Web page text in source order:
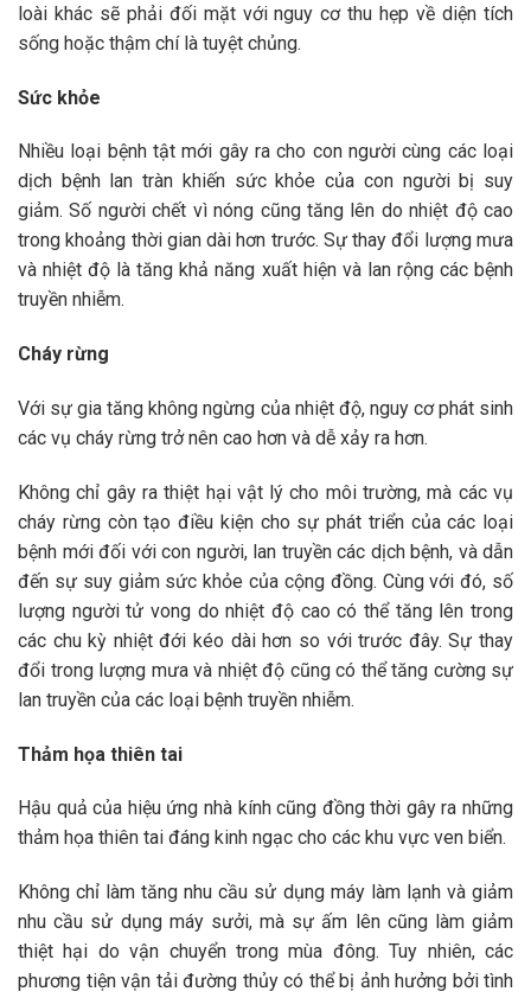
loài khác sẽ phải đối mặt với nguy cơ thu hẹp về diện tích
sống hoặc thậm chí là tuyệt chủng.
Sức khỏe
Nhiều loại bệnh tật mới gây ra cho con người cùng các loại
dịch bệnh lan tràn khiến sức khỏe của con người bị suy
giảm. Số người chết vì nóng cũng tăng lên do nhiệt độ cao
trong khoảng thời gian dài hơn trước. Sự thay đổi lượng mưa
và nhiệt độ là tăng khả năng xuất hiện và lan rộng các bệnh
truyền nhiễm.
Cháy rừng
Với sự gia tăng không ngừng của nhiệt độ, nguy cơ phát sinh
các vụ cháy rừng trở nên cao hơn và dễ xảy ra hơn.
Không chỉ gây ra thiệt hại vật lý cho môi trường, mà các vụ
cháy rừng còn tạo điều kiện cho sự phát triển của các loại
bệnh mới đối với con người, lan truyền các dịch bệnh, và dẫn
đến sự suy giảm sức khỏe của cộng đồng. Cùng với đó, số
lượng người tử vong do nhiệt độ cao có thể tăng lên trong
các chu kỳ nhiệt đới kéo dài hơn so với trước đây. Sự thay
đổi trong lượng mưa và nhiệt độ cũng có thể tăng cường sự
lan truyền của các loại bệnh truyền nhiễm.
Thảm họa thiên tai
Hậu quả của hiệu ứng nhà kính cũng đồng thời gây ra những
thảm họa thiên tai đáng kinh ngạc cho các khu vực ven biển.
Không chỉ làm tăng nhu cầu sử dụng máy làm lạnh và giảm
nhu cầu sử dụng máy sưởi, mà sự ấm lên cũng làm giảm
thiệt hại do vận chuyển trong mùa đông. Tuy nhiên, các
phương tiện vận tải đường thủy có thể bị ảnh hưởng bởi tình